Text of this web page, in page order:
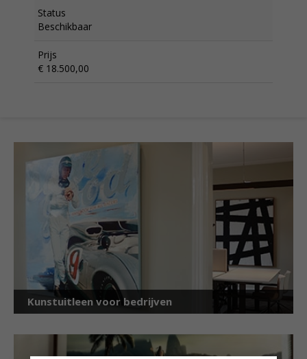
Status
Beschikbaar
Prijs
€ 18.500,00
Kunstuitleen voor bedrijven